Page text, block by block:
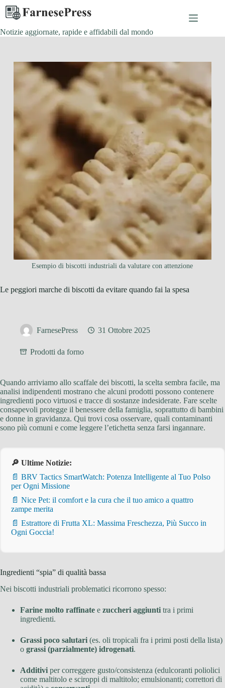
Salta
contenuto
Notizie aggiornate, rapide e affidabili dal mondo
Esempio di biscotti industriali da valutare con attenzione
Le peggiori marche di biscotti da evitare quando fai la spesa
FarnesePress 31 Ottobre 2025
Prodotti da forno
Quando arriviamo allo scaffale dei biscotti, la scelta sembra facile, ma
analisi indipendenti mostrano che alcuni prodotti possono contenere
ingredienti poco virtuosi e tracce di sostanze indesiderate. Fare scelte
consapevoli protegge il benessere della famiglia, soprattutto di bambini
e donne in gravidanza. Qui trovi cosa osservare, quali contaminanti
sono più comuni e come leggere l’etichetta senza farsi ingannare.
🔎 Ultime Notizie:
📄 BRV Tactics SmartWatch: Potenza Intelligente al Tuo Polso
per Ogni Missione
📄 Nice Pet: il comfort e la cura che il tuo amico a quattro
zampe merita
📄 Estrattore di Frutta XL: Massima Freschezza, Più Succo in
Ogni Goccia!
Ingredienti “spia” di qualità bassa
Nei biscotti industriali problematici ricorrono spesso:
Farine molto raffinate e zuccheri aggiunti tra i primi
ingredienti.
Grassi poco salutari (es. oli tropicali fra i primi posti della lista)
o grassi (parzialmente) idrogenati.
Additivi per correggere gusto/consistenza (edulcoranti poliolici
come maltitolo e sciroppi di maltitolo; emulsionanti; correttori di